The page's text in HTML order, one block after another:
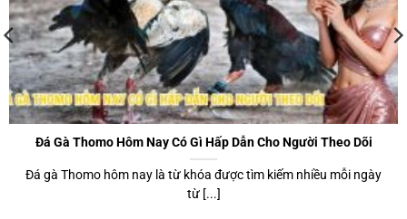
Đá Gà Thomo Hôm Nay Có Gì Hấp Dẫn Cho Người Theo Dõi
Đá gà Thomo hôm nay là từ khóa được tìm kiếm nhiều mỗi ngày
từ [...]